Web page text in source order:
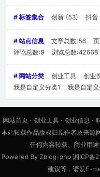
# 标签集合 创新 (53) 抖音
# 站点信息 文章总数:56
评论总数:9
浏览总数:42668
# 网站分类 创业工具 创业
我是自定义分类1
我是自定
网站首页 · 创业工具 · 创业信息 ·
本站转载作品版权归原作者及来源
任何内容转载、商业用途
Powered By Zblog-php 湘ICP备
建议等，请发E-